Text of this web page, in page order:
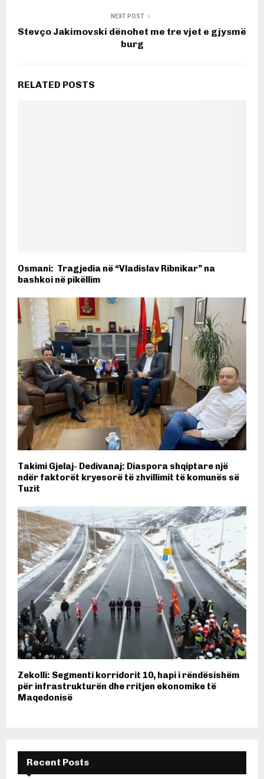
NEXT POST
Stevço Jakimovski dënohet me tre vjet e gjysmë
burg
RELATED POSTS
Osmani: Tragjedia në “Vladislav Ribnikar” na
bashkoi në pikëllim
Takimi Gjelaj- Dedivanaj: Diaspora shqiptare një
ndër faktorët kryesorë të zhvillimit të komunës së
Tuzit
Zekolli: Segmenti korridorit 10, hapi i rëndësishëm
për infrastrukturën dhe rritjen ekonomike të
Maqedonisë
Recent Posts